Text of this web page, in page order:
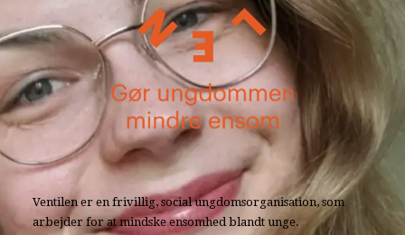
Ventilen er en frivillig, social ungdomsorganisation, som
arbejder for at mindske ensomhed blandt unge.